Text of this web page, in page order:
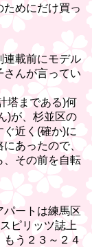
めにだけ買っ
連載前にモデル
さんが言ってい
塔まである)何
)が、杉並区の
近く(確か)に
あったので、
、その前を自転
パートは練馬区
ピリッツ誌上
う２３～２４